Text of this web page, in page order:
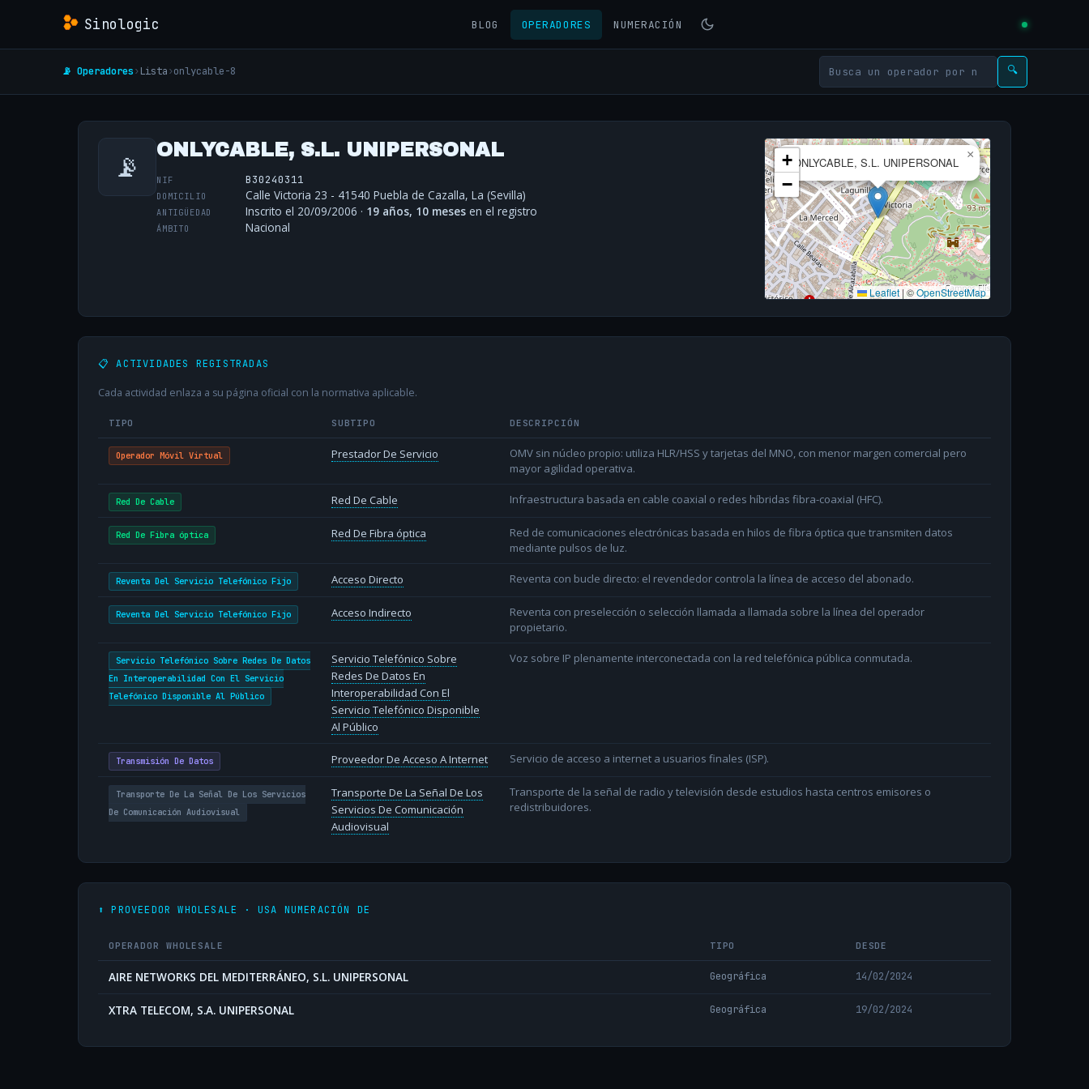
Sinologic BLOG OPERADORES NUMERACIÓN
📡 Operadores› Lista›onlycable-8 🔍
📡 ONLYCABLE, S.L. UNIPERSONAL
NIF B30240311
DOMICILIO Calle Victoria 23 - 41540 Puebla de Cazalla, La (Sevilla)
ANTIGÜEDAD Inscrito el 20/09/2006 · 19 años, 10 meses en el registro
ÁMBITO Nacional
ONLYCABLE, S.L. UNIPERSONAL
×
+
−
Leaflet | ©OpenStreetMap
📋 ACTIVIDADES REGISTRADAS
Cada actividad enlaza a su página oficial con la normativa aplicable.
TIPO SUBTIPO DESCRIPCIÓN
Operador Móvil Virtual Prestador De Servicio
OMV sin núcleo propio: utiliza HLR/HSS y tarjetas del MNO, con menor margen comercial pero
mayor agilidad operativa.
Red De Cable Red De Cable Infraestructura basada en cable coaxial o redes híbridas fibra-coaxial (HFC).
Red De Fibra óptica Red De Fibra óptica
Red de comunicaciones electrónicas basada en hilos de fibra óptica que transmiten datos
mediante pulsos de luz.
Reventa Del Servicio Telefónico Fijo Acceso Directo Reventa con bucle directo: el revendedor controla la línea de acceso del abonado.
Reventa Del Servicio Telefónico Fijo Acceso Indirecto
Reventa con preselección o selección llamada a llamada sobre la línea del operador
propietario.
Servicio Telefónico Sobre Redes De Datos
En Interoperabilidad Con El Servicio
Telefónico Disponible Al Público
Servicio Telefónico Sobre
Redes De Datos En
Interoperabilidad Con El
Servicio Telefónico Disponible
Al Público
Voz sobre IP plenamente interconectada con la red telefónica pública conmutada.
Transmisión De Datos Proveedor De Acceso A Internet Servicio de acceso a internet a usuarios finales (ISP).
Transporte De La Señal De Los Servicios
De Comunicación Audiovisual
Transporte De La Señal De Los
Servicios De Comunicación
Audiovisual
Transporte de la señal de radio y televisión desde estudios hasta centros emisores o
redistribuidores.
⬆️ PROVEEDOR WHOLESALE · USA NUMERACIÓN DE
OPERADOR WHOLESALE TIPO DESDE
AIRE NETWORKS DEL MEDITERRÁNEO, S.L. UNIPERSONAL Geográfica 14/02/2024
XTRA TELECOM, S.A. UNIPERSONAL Geográfica 19/02/2024